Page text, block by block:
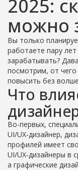
2025:
можно
Вы только
работаете пару
зарабатывать?
посмотрим, от чего
повысить без
Что
Во-первых,
UI/UX‑дизайнер,
профилей имеет
UI/UX‑дизайнеры в
а графические